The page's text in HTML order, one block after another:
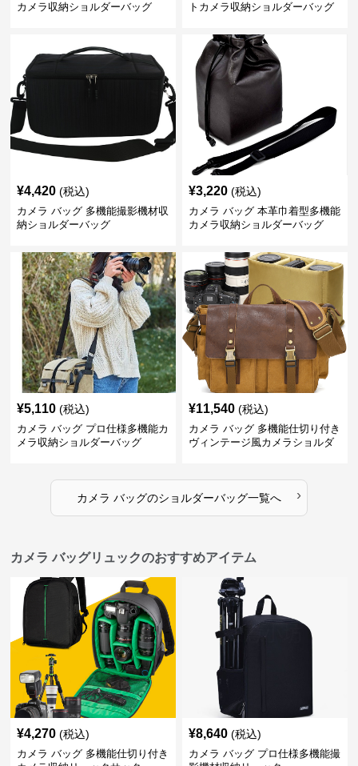
カメラ収納ショルダーバッグ
トカメラ収納ショルダーバッグ
¥4,420 (税込)
カメラ バッグ 多機能撮影機材収
納ショルダーバッグ
¥3,220 (税込)
カメラ バッグ 本革巾着型多機能
カメラ収納ショルダーバッグ
¥5,110 (税込)
カメラ バッグ プロ仕様多機能カ
メラ収納ショルダーバッグ
¥11,540 (税込)
カメラ バッグ 多機能仕切り付き
ヴィンテージ風カメラショルダ
カメラ バッグのショルダーバッグ一覧へ ›
カメラ バッグリュックのおすすめアイテム
¥4,270 (税込)
カメラ バッグ 多機能仕切り付き
¥8,640 (税込)
カメラ バッグ プロ仕様多機能撮